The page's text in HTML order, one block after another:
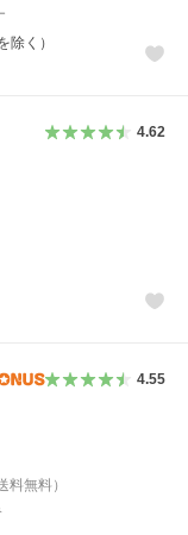
除く）
4.62
4.55
料無料）